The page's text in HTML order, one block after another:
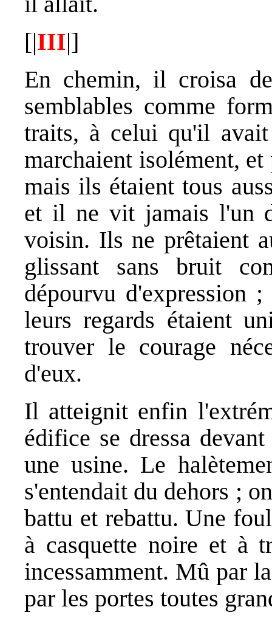
[|III|]
En chemin, il croisa
semblables comme
traits, à celui qu'il
marchaient isolément,
mais ils étaient tous
et il ne vit jamais l'un
voisin. Ils ne prêtaient
glissant sans bruit
dépourvu d'expression
leurs regards étaient
trouver le courage
d'eux.
Il atteignit enfin
édifice se dressa
une usine. Le
s'entendait du dehors ;
battu et rebattu. Une
à casquette noire et à
incessamment. Mû par
par les portes toutes